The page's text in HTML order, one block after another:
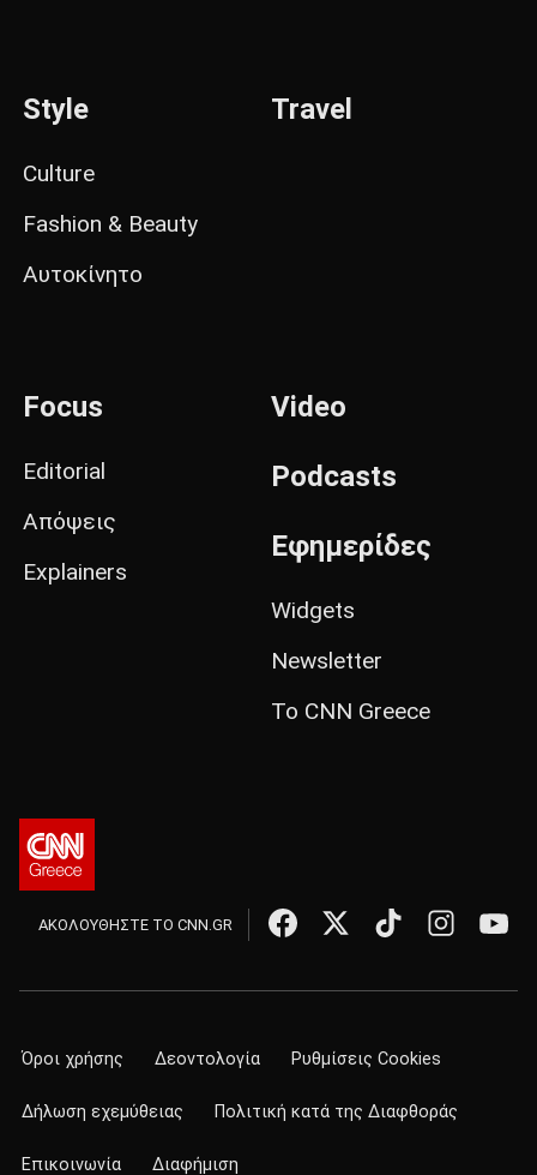
Style
Culture
Fashion & Beauty
Αυτοκίνητο
Travel
Focus
Editorial
Απόψεις
Explainers
Video
Podcasts
Εφημερίδες
Widgets
Newsletter
Το CNN Greece
ΑΚΟΛΟΥΘΗΣΤΕ ΤΟ CNN.GR
Όροι χρήσης Δεοντολογία Ρυθμίσεις Cookies
Δήλωση εχεμύθειας Πολιτική κατά της Διαφθοράς
Επικοινωνία Διαφήμιση